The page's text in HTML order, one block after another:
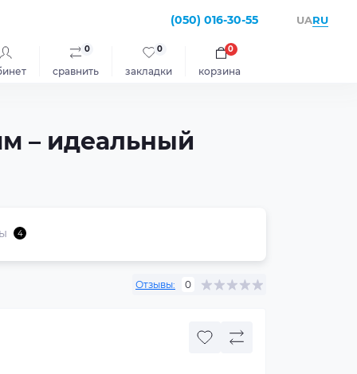
(050) 016-30-55 UARU
сравнить
0
закладки
0
корзина
0
– идеальный
4
Отзывы: 0